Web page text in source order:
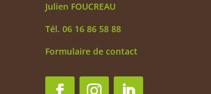
Julien FOUCREAU
Tél. 06 16 86 58 88
Formulaire de contact